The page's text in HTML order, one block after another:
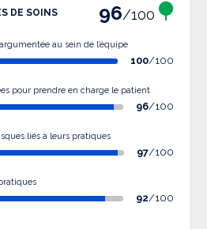
DE SOINS 96/100
au sein de l’équipe
100/100
pour prendre en charge le patient
96/100
liés à leurs pratiques
97/100
92/100